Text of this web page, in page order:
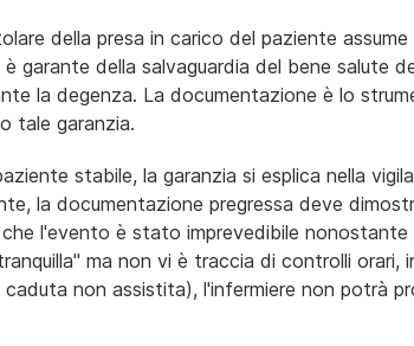
della presa in carico del paziente
garante della salvaguardia del bene salute
la degenza. La documentazione è lo
tale garanzia.
stabile, la garanzia si esplica nella
la documentazione pregressa deve
l'evento è stato imprevedibile nonostante
ma non vi è traccia di controlli
caduta non assistita), l'infermiere non potrà